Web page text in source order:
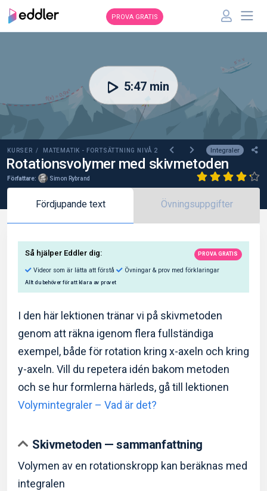
PROVA GRATIS
KURSER / MATEMATIK - FORTSÄTTNING NIVÅ 2 Integraler
Rotationsvolymer med skivmetoden
Författare: Simon Rybrand
5:47 min
Fördjupande text Övningsuppgifter
Så hjälper Eddler dig:
Videor som är lätta att förstå Övningar & prov med
Allt du behöver för att klara av provet
I den här lektionen tränar vi på skivmetoden
genom att räkna igenom flera fullständiga
exempel, både för rotation kring x-axeln och kring
y-axeln. Vill du repetera idén bakom metoden
och se hur formlerna härleds, gå till lektionen
Volymintegraler – Vad är det?
Skivmetoden — sammanfattning
Volymen av en rotationskropp kan beräknas med
integralen